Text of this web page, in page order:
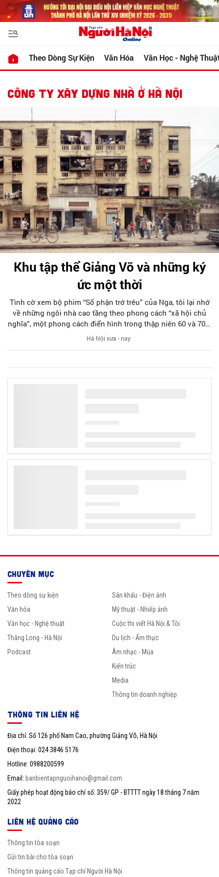
Theo Dòng Sự Kiện Văn Hóa Văn Học - Nghệ
CÔNG TY XÂY DỰNG NHÀ Ở HÀ NỘI
Khu tập thể Giảng Võ và những ký
ức một thời
Tình cờ xem bộ phim “Số phận trớ trêu” của Nga, tôi lại nhớ
về những ngôi nhà cao tầng theo phong cách “xã hội chủ
nghĩa”, một phong cách điển hình trong thập niên 60 và 70 ở
Đông Âu và khu tập thể mà tôi từng gắn bó – khu tập thể
Giảng Võ. Với tôi, khu tập thể Giảng Võ là tuổi thơ, là kỷ niệm
Hà Nội xưa - nay
CHUYÊN MỤC
Theo dòng sự kiện
Văn hóa
Văn học - Nghệ thuật
Thăng Long - Hà Nội
Podcast
Sân khấu - Điện ảnh
Mỹ thuật - Nhiếp ảnh
Cuộc thi viết Hà Nội & Tôi
Du lịch - Ẩm thực
Âm nhạc - Múa
Kiến trúc
Media
Thông tin doanh nghiệp
THÔNG TIN LIÊN HỆ
Địa chỉ: Số 126 phố Nam Cao, phường Giảng Võ, Hà Nội
Điện thoại: 024 3846 5176
Hotline: 0988200599
Email: banbientapnguoihanoi@gmail.com
Giấy phép hoạt động báo chí số: 359/ GP - BTTTT ngày 18 tháng 7 năm
2022
LIÊN HỆ QUẢNG CÁO
Thông tin tòa soạn
Gửi tin bài cho tòa soạn
Thông tin quảng cáo Tạp chí Người Hà Nội